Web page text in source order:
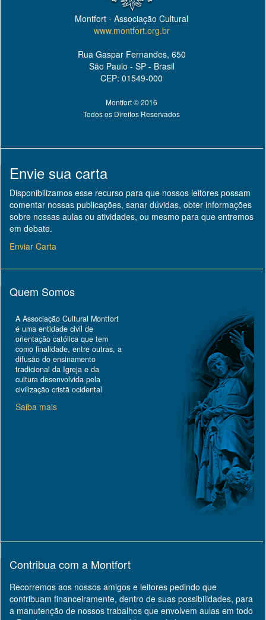
Montfort - Associação Cultural
www.montfort.org.br
Rua Gaspar Fernandes, 650
São Paulo - SP - Brasil
CEP: 01549-000
Montfort © 2016
Todos os Direitos Reservados
Envie sua carta
Disponibilizamos esse recurso para que nossos leitores possam
comentar nossas publicações, sanar dúvidas, obter informações
sobre nossas aulas ou atividades, ou mesmo para que entremos
em debate.
Enviar Carta
Quem Somos
A Associação Cultural Montfort
é uma entidade civil de
orientação católica que tem
como finalidade, entre outras, a
difusão do ensinamento
tradicional da Igreja e da
cultura desenvolvida pela
civilização cristã ocidental
Saiba mais
Contribua com a Montfort
Recorremos aos nossos amigos e leitores pedindo que
contribuam financeiramente, dentro de suas possibilidades, para
a manutenção de nossos trabalhos que envolvem aulas em todo